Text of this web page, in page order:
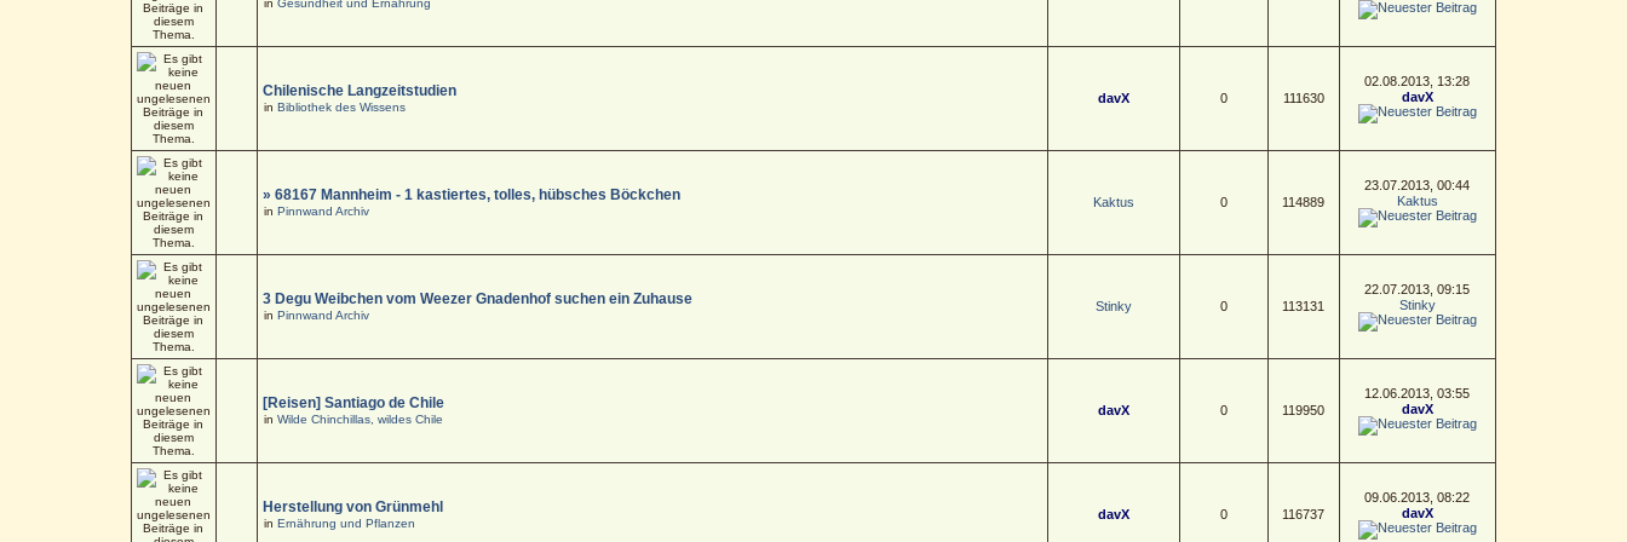
Chilenische Langzeitstudien
in Bibliothek des Wissens
davX 0 111630
02.08.2013, 13:28
davX
» 68167 Mannheim - 1 kastiertes, tolles, hübsches Böckchen
in Pinnwand Archiv
Kaktus 0 114889
23.07.2013, 00:44
Kaktus
3 Degu Weibchen vom Weezer Gnadenhof suchen ein Zuhause
in Pinnwand Archiv
Stinky 0 113131
22.07.2013, 09:15
Stinky
[Reisen] Santiago de Chile
in Wilde Chinchillas, wildes Chile
davX 0 119950
12.06.2013, 03:55
davX
Herstellung von Grünmehl
in Ernährung und Pflanzen
davX 0 116737
09.06.2013, 08:22
davX